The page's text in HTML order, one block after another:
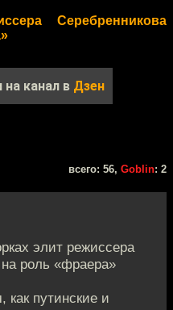
Серебренникова
канал в Дзен
всего: 56, Goblin: 2
элит режиссера
роль «фраера»
как путинские и